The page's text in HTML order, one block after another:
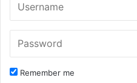
Remember me